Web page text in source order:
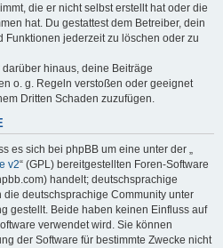
die er nicht selbst erstellt hat oder die
hat. Du gestattest dem Betreiber, dein
Funktionen jederzeit zu löschen oder zu
hinaus, deine Beiträge
o. g. Regeln verstoßen oder geeignet
Dritten Schaden zuzufügen.
es sich bei phpBB um eine unter der „
v2“ (GPL) bereitgestellten Foren-Software
handelt; deutschsprachige
die deutschsprachige Community unter
gestellt. Beide haben keinen Einfluss auf
verwendet wird. Sie können
der Software für bestimmte Zwecke nicht